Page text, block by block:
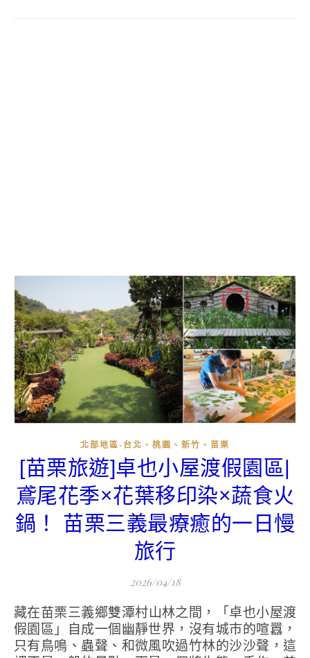
北部地區-台北、桃園、新竹、苗栗
[苗栗旅遊]卓也小屋渡假園區|
鳶尾花季×花葉移印染×蔬食火
鍋！ 苗栗三義最療癒的一日慢
旅行
2026/04/18
藏在苗栗三義鄉雙潭村山林之間，「卓也小屋渡
假園區」自成一個幽靜世界，沒有城市的喧囂，
只有鳥鳴、蟲聲、和微風吹過竹林的沙沙聲，這